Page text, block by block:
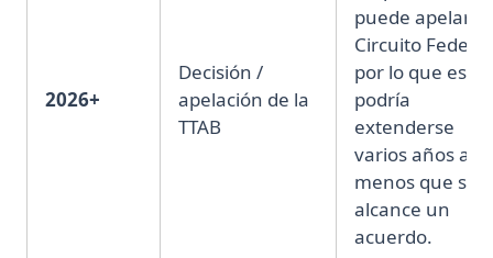
2026+
Decisión /
apelación de la
TTAB
puede apelar al
Circuito
por lo que esto
podría
extenderse
varios años a
menos que se
alcance un
acuerdo.